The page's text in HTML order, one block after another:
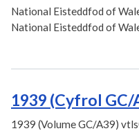
National Eisteddfod of
National Eisteddfod of
1939 (Cyfrol GC/
1939 (Volume GC/A39)